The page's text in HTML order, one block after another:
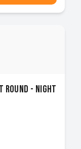
Round - Night